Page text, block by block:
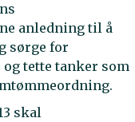
anledning til å
sørge for
tette tanker som
skal